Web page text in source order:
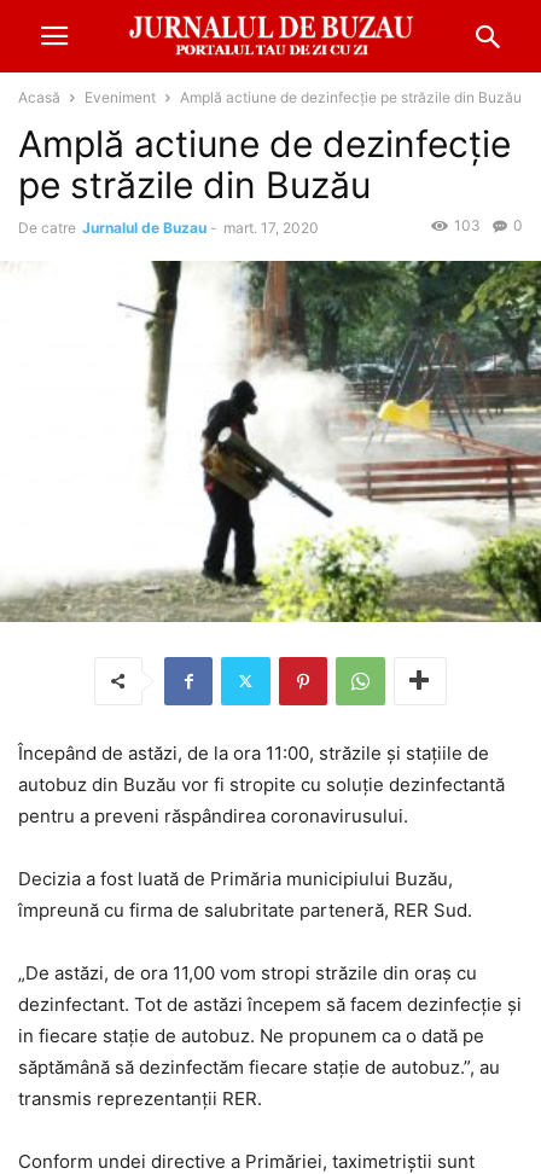
Acasă Eveniment Amplă actiune de dezinfecție pe străzile din Buzău
Amplă actiune de dezinfecție
pe străzile din Buzău
De catre Jurnalul de Buzau - mart. 17, 2020 0
103
Începând de astăzi, de la ora 11:00, străzile și stațiile de
autobuz din Buzău vor fi stropite cu soluție dezinfectantă
pentru a preveni răspândirea coronavirusului.
Decizia a fost luată de Primăria municipiului Buzău,
împreună cu firma de salubritate parteneră, RER Sud.
„De astăzi, de ora 11,00 vom stropi străzile din oraș cu
dezinfectant. Tot de astăzi începem să facem dezinfecție și
in fiecare stație de autobuz. Ne propunem ca o dată pe
săptămână să dezinfectăm fiecare stație de autobuz.”, au
transmis reprezentanții RER.
Conform undei directive a Primăriei, taximetriștii sunt